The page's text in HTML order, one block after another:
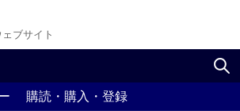
ブサイト
購読・購入・登録